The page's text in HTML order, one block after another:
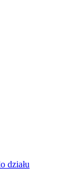
działu